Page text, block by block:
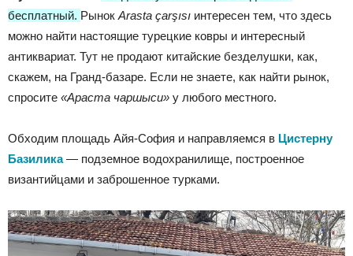
бесплатный. Рынок Arasta çarşısı интересен тем, что здесь
можно найти настоящие турецкие ковры и интересный
антиквариат. Тут не продают китайские безделушки, как,
скажем, на Гранд-базаре. Если не знаете, как найти рынок,
спросите «Араста чаршыси» у любого местного.
Обходим площадь Айя-София и направляемся в Цистерну
Базилика— подземное водохранилище, построенное
византийцами и заброшенное турками.